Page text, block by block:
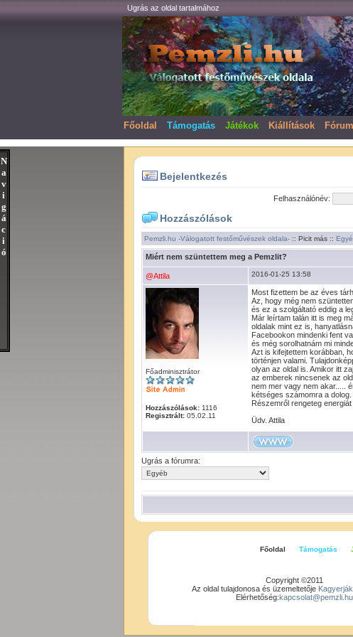
N
a
v
i
g
á
c
i
ó
Ugrás az oldal tartalmához
Főoldal Támogatás Játékok Kiállítások Fórum
Bejelentkezés
Felhasználónév:
Hozzászólások
Pemzli.hu -Válogatott festőművészek oldala- :: Picit más ::
Miért nem szüntettem meg a Pemzlit?
@Attila 2016-01-25 13:58
Főadminisztrátor
Hozzászólások: 1116
Regisztrált: 05.02.11
Most fizettem be az éves
Az, hogy még nem
és ez a szolgáltató eddig a
Már leírtam talán itt is meg
oldalak mint ez is,
Facebookon mindenki fent
és még sorolhatnám mi
Azt is kifejtettem korábban,
történjen valami.
olyan az oldal is. Amikor itt
az emberek nincsenek az
nem mer vagy nem akar.....
kétséges számomra a
Részemről rengeteg
Üdv. Attila
Ugrás a fórumra:
Főoldal Támogatás
Copyright ©2011
Az oldal tulajdonosa és üzemeltetője
Elérhetőség:kapcsolat@pemzli.hu